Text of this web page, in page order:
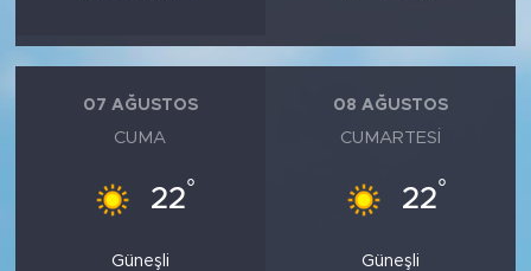
07 AĞUSTOS
CUMA
22°
Güneşli
08 AĞUSTOS
CUMARTESI
22°
Güneşli